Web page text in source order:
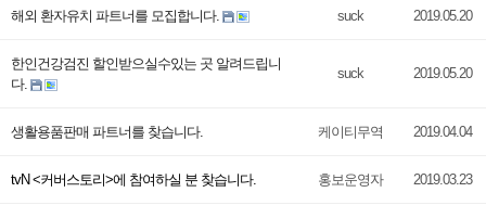
해외 환자유치 파트너를 모집합니다. suck 2019.05.20
한인건강검진 할인받으실수있는 곳 알려드립니
다.
suck 2019.05.20
생활용품판매 파트너를 찾습니다. 케이티무역 2019.04.04
tvN <커버스토리>에 참여하실 분 찾습니다. 홍보운영자 2019.03.23